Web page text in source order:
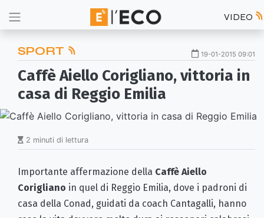
VIDEO
SPORT 19-01-2015 09:01
Caffè Aiello Corigliano, vittoria in
casa di Reggio Emilia
2 minuti di lettura
Importante affermazione della Caffè Aiello
Corigliano in quel di Reggio Emilia, dove i padroni di
casa della Conad, guidati da coach Cantagalli, hanno